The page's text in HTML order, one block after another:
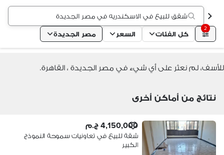
شقق للبيع في الاسكندريه في مصر الجديدة
2
كل الفئات السعر مصر الجديدة
للأسف، لم نعثر على أي شيء في مصر الجديدة ، القاهرة.
نتائج من أماكن أخرى
4,150,000 ج.م
شقة للبيع في تعاونيات سموحة النموذج
الكبير